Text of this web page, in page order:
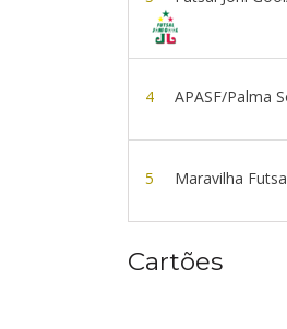
4 APASF/Palma
5 Maravilha
Cartões